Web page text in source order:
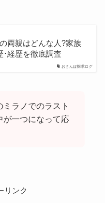
おさんぽ探求ログ
両親はどんな人?家族
･経歴を徹底調査
ラノでのラスト
が一つになって応
リンク